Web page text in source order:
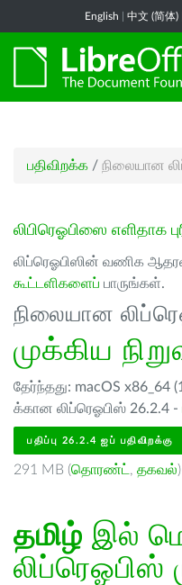
English 中文 (简体)
பதிவிறக்க / நிலையான
லிபிரெஓபிஸை எளிதாக
லிப்ரெஓபிஸின் வணிக
கூட்டளிகளைப் பாருங்கள்.
நிலையான
முக்கிய
தேர்ந்தது: macOS x86_64
க்கான லிப்ரெஓபிஸ் 26.2.4 -
பதிப்பு 26.2.4 ஐப் பதிவிறக்கு
291 MB (தொரண்ட் , தகவல்)
தமிழ் இல்
லிப்ரெஓபிஸ்